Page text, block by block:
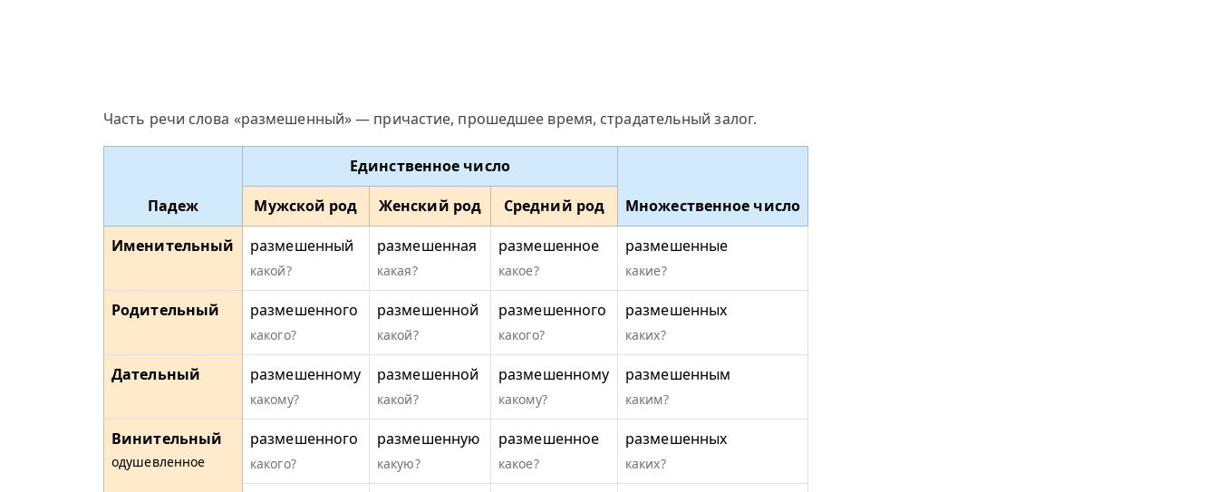
Часть речи слова «размешенный» — причастие, прошедшее время, страдательный залог.
Падеж
Единственное число
Множественное число
Мужской род Женский род
Средний род
Именительный
размешенный
какой?
размешенная
какая?
размешенное
какое?
размешенные
какие?
Родительный размешенного
какого?
размешенной
какой?
размешенного
какого?
размешенных
каких?
Дательный размешенному
какому?
размешенной
какой?
размешенному
какому?
размешенным
каким?
Винительный
одушевленное
размешенного
какого?
размешенную
какую?
размешенное
какое?
размешенных
каких?